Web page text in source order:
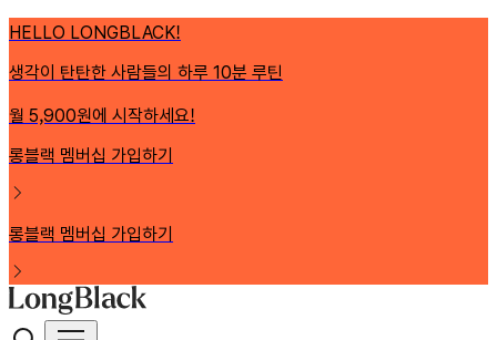
HELLO LONGBLACK!
생각이 탄탄한 사람들의 하루 10분 루틴
월 5,900원에 시작하세요!
롱블랙 멤버십 가입하기
롱블랙 멤버십 가입하기